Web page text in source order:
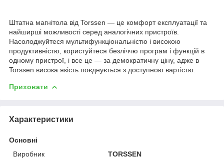
Штатна магнітола від Torssen — це комфорт експлуатації та
найширші можливості серед аналогічних пристроїв.
Насолоджуйтеся мультифункціональністю і високою
продуктивністю, користуйтеся безліччю програм і функцій в
одному пристрої, і все це — за демократичну ціну, адже в
Torssen висока якість поєднується з доступною вартістю.
Приховати
Характеристики
Основні
Виробник
TORSSEN